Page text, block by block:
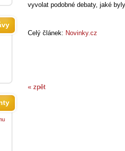
vyvolat podobné debaty, jaké
Celý článek: Novinky.cz
« zpět